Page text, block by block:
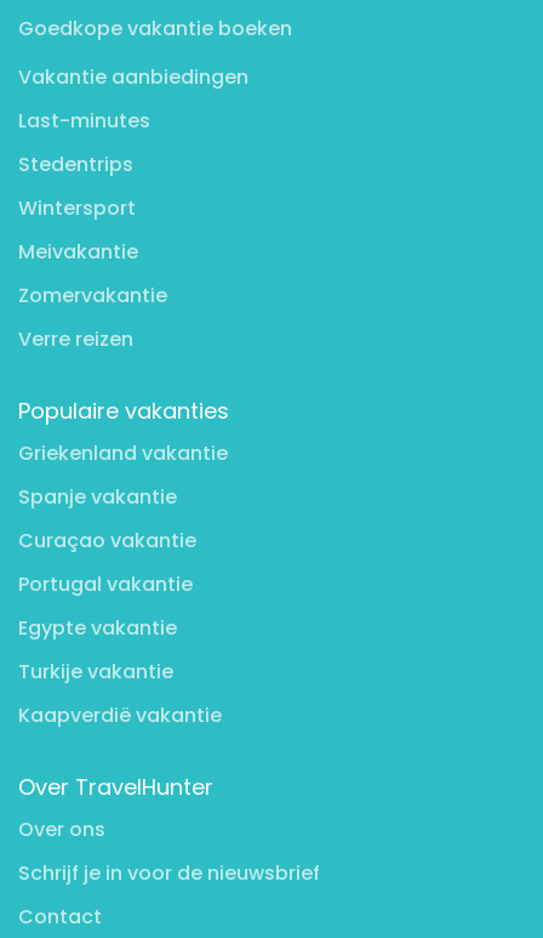
Goedkope vakantie boeken
Vakantie aanbiedingen
Last-minutes
Stedentrips
Wintersport
Meivakantie
Zomervakantie
Verre reizen
Populaire vakanties
Griekenland vakantie
Spanje vakantie
Curaçao vakantie
Portugal vakantie
Egypte vakantie
Turkije vakantie
Kaapverdië vakantie
Over TravelHunter
Over ons
Schrijf je in voor de nieuwsbrief
Contact